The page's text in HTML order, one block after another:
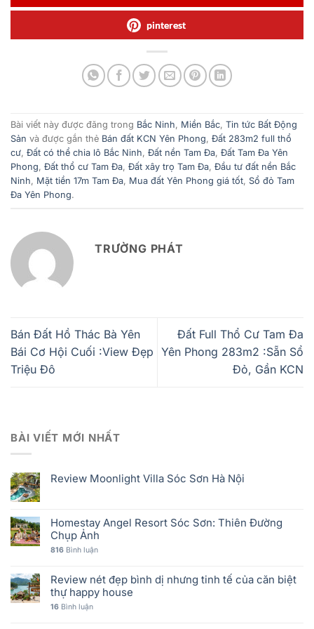
pinterest
Bài viết này được đăng trong Bắc Ninh, Miền Bắc, Tin tức Bất Động
Sản và được gắn thẻ Bán đất KCN Yên Phong, Đất 283m2 full thổ
cư, Đất có thể chia lô Bắc Ninh, Đất nền Tam Đa, Đất Tam Đa Yên
Phong, Đất thổ cư Tam Đa, Đất xây trọ Tam Đa, Đầu tư đất nền Bắc
Ninh, Mặt tiền 17m Tam Đa, Mua đất Yên Phong giá tốt, Sổ đỏ Tam
Đa Yên Phong.
TRƯỜNG PHÁT
Bán Đất Hồ Thác Bà Yên
Bái Cơ Hội Cuối :View Đẹp
Triệu Đô
Đất Full Thổ Cư Tam Đa
Yên Phong 283m2 :Sẵn Sổ
Đỏ, Gần KCN
BÀI VIẾT MỚI NHẤT
Review Moonlight Villa Sóc Sơn Hà Nội
Homestay Angel Resort Sóc Sơn: Thiên Đường
Chụp Ảnh
816 Bình luận
Review nét đẹp bình dị nhưng tinh tế của căn biệt
thự happy house
16 Bình luận